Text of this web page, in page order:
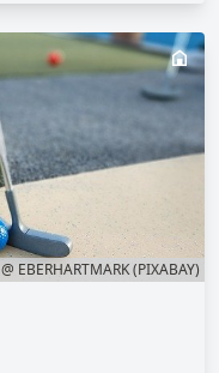
@ EBERHARTMARK (PIXABAY)